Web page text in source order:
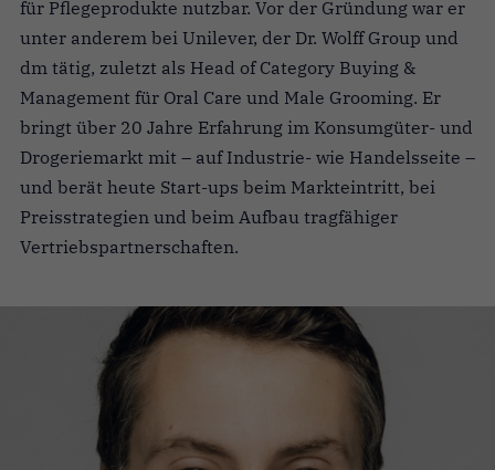
für Pflegeprodukte nutzbar. Vor der Gründung war er
unter anderem bei Unilever, der Dr. Wolff Group und
dm tätig, zuletzt als Head of Category Buying &
Management für Oral Care und Male Grooming. Er
bringt über 20 Jahre Erfahrung im Konsumgüter- und
Drogeriemarkt mit – auf Industrie- wie Handelsseite –
und berät heute Start-ups beim Markteintritt, bei
Preisstrategien und beim Aufbau tragfähiger
Vertriebspartnerschaften.